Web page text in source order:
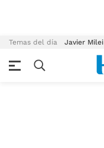
Temas del día Javier Milei